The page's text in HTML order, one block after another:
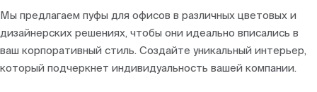
Мы предлагаем пуфы для офисов в различных цветовых и
дизайнерских решениях, чтобы они идеально вписались в
ваш корпоративный стиль. Создайте уникальный интерьер,
который подчеркнет индивидуальность вашей компании.